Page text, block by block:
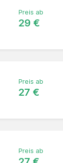
Preis ab
29 €
Preis ab
27 €
Preis ab